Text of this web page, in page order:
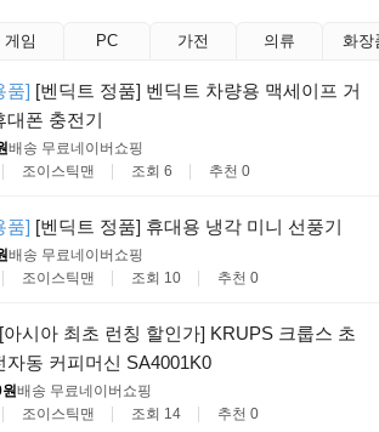
게임 PC 가전 의류 화장
품] [벤딕트 정품] 벤딕트 차량용 맥세이프 거
대폰 충전기
배송 무료네이버쇼핑
조이스틱맨 조회 6 추천 0
품] [벤딕트 정품] 휴대용 냉각 미니 선풍기
배송 무료네이버쇼핑
조이스틱맨 조회 10 추천 0
[아시아 최초 런칭 할인가] KRUPS 크룹스 초
자동 커피머신 SA4001K0
배송 무료네이버쇼핑
조이스틱맨 조회 14 추천 0